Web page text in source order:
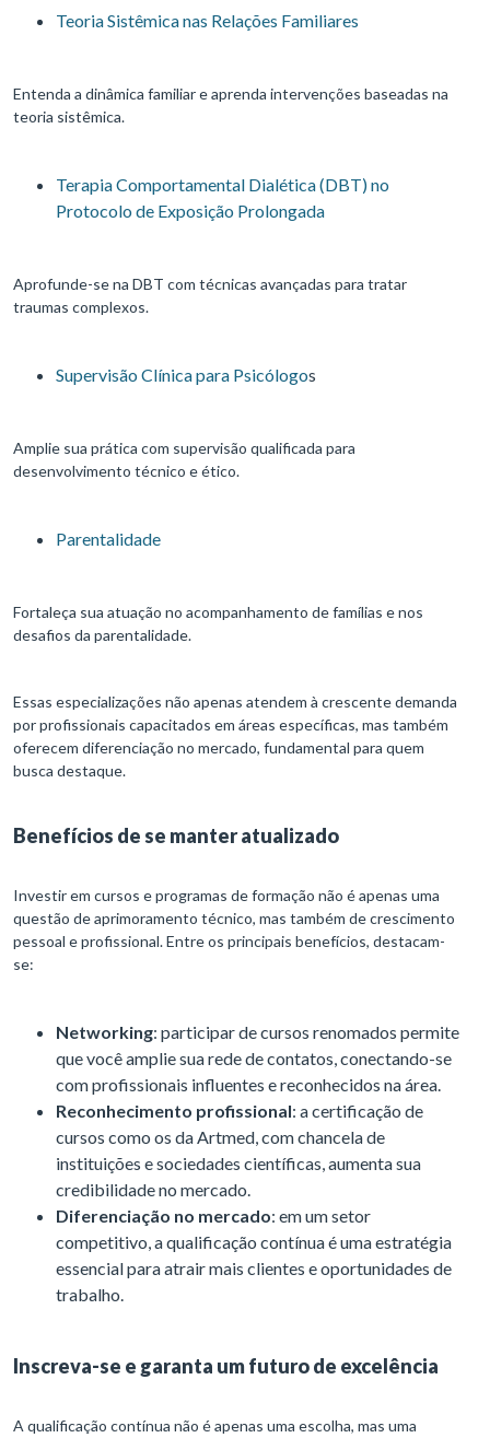
Teoria Sistêmica nas Relações Familiares
Entenda a dinâmica familiar e aprenda intervenções baseadas na
teoria sistêmica.
Terapia Comportamental Dialética (DBT) no
Protocolo de Exposição Prolongada
Aprofunde-se na DBT com técnicas avançadas para tratar
traumas complexos.
Supervisão Clínica para Psicólogos
Amplie sua prática com supervisão qualificada para
desenvolvimento técnico e ético.
Parentalidade
Fortaleça sua atuação no acompanhamento de famílias e nos
desafios da parentalidade.
Essas especializações não apenas atendem à crescente demanda
por profissionais capacitados em áreas específicas, mas também
oferecem diferenciação no mercado, fundamental para quem
busca destaque.
Benefícios de se manter atualizado
Investir em cursos e programas de formação não é apenas uma
questão de aprimoramento técnico, mas também de crescimento
pessoal e profissional. Entre os principais benefícios, destacam-
se:
Networking: participar de cursos renomados permite
que você amplie sua rede de contatos, conectando-se
com profissionais influentes e reconhecidos na área.
Reconhecimento profissional: a certificação de
cursos como os da Artmed, com chancela de
instituições e sociedades científicas, aumenta sua
credibilidade no mercado.
Diferenciação no mercado: em um setor
competitivo, a qualificação contínua é uma estratégia
essencial para atrair mais clientes e oportunidades de
trabalho.
Inscreva-se e garanta um futuro de excelência
A qualificação contínua não é apenas uma escolha, mas uma